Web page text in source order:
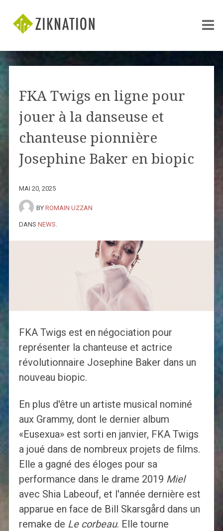
FKA Twigs en ligne pour
jouer à la danseuse et
chanteuse pionnière
Josephine Baker en biopic
MAI 20, 2025
BY ROMAIN UZZAN
DANS NEWS
FKA Twigs est en négociation pour
représenter la chanteuse et actrice
révolutionnaire Josephine Baker dans un
nouveau biopic.
En plus d'être un artiste musical nominé
aux Grammy, dont le dernier album
«Eusexua» est sorti en janvier, FKA Twigs
a joué dans de nombreux projets de films.
Elle a gagné des éloges pour sa
performance dans le drame 2019 Miel
avec Shia Labeouf, et l'année dernière est
apparue en face de Bill Skarsgård dans un
remake de Le corbeau. Elle tourne